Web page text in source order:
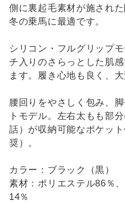
交換・返品について
特定商取引法について
お問い合わせ
ACCOUNT MENU
ようこそ ゲスト 様
側に裏起毛素材が施され
冬の乗馬に最適です。
シリコン・フルグリップ
チ入りのさらっとした肌
ます。履き心地も良く、
腰回りをやさしく包み、
トモデル。左右太もも部
話）が収納可能なポケッ
奨）。
カラー：ブラック（黒）
素材：ポリエステル86％
14％